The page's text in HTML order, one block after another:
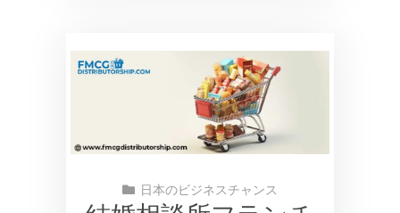
日本のビジネスチャンス